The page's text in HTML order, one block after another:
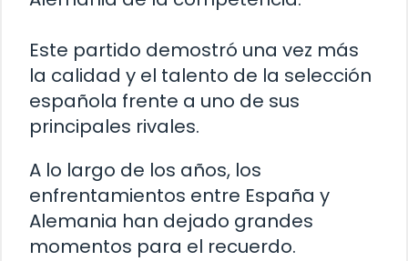
Este partido demostró una vez más
la calidad y el talento de la selección
española frente a uno de sus
principales rivales.
A lo largo de los años, los
enfrentamientos entre España y
Alemania han dejado grandes
momentos para el recuerdo.